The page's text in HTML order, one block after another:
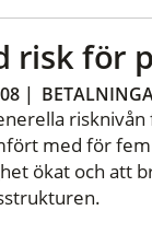
risk för
|
med för
ökat och att